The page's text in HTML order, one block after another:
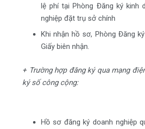
lệ phí tại Phòng Đăng ký kinh
nghiệp đặt trụ sở chính
Khi nhận hồ sơ, Phòng Đăng
Giấy biên nhận.
+ Trường hợp đăng ký qua mạng
ký số công cộng:
Hồ sơ đăng ký doanh nghiệp